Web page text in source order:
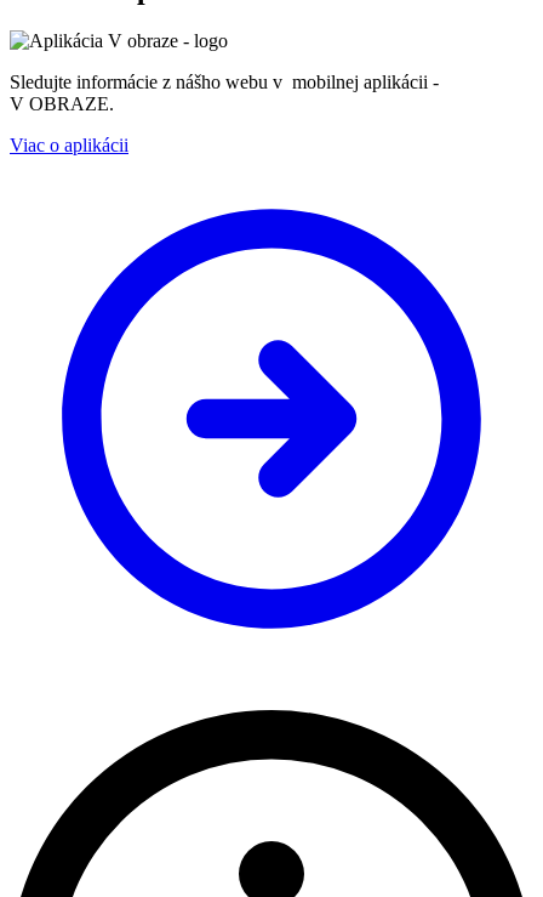
Sledujte informácie z nášho webu v mobilnej aplikácii -
V OBRAZE.
Viac o aplikácii